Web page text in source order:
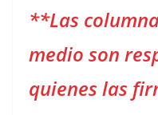
**Las
medio son
quienes las